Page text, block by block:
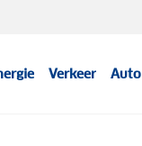
Verkeer Auto